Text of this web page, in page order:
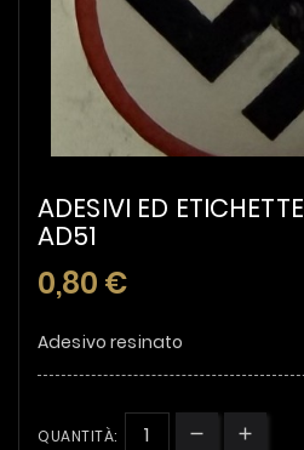
ADESIVI ED ETICHETTE
AD51
0,80 €
Adesivo resinato
QUANTITÀ: